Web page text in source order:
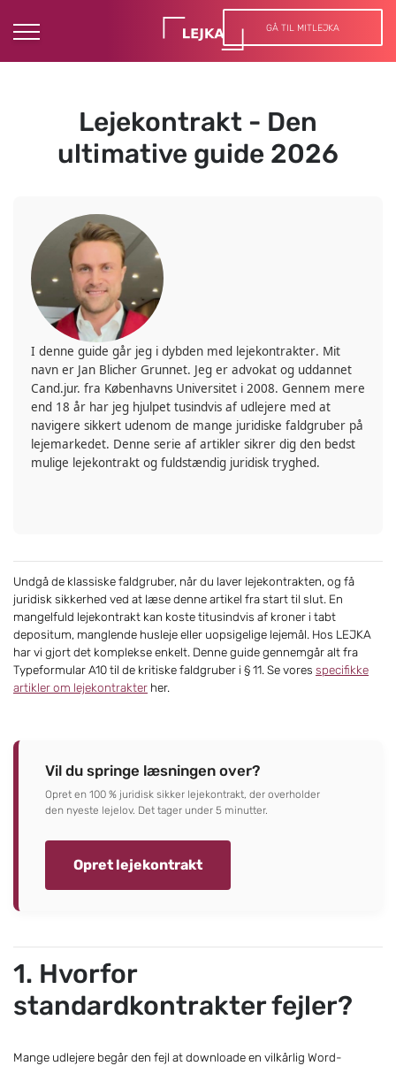
GÅ TIL MITLEJKA
Lejekontrakt - Den
ultimative guide 2026
I denne guide går jeg i dybden med lejekontrakter. Mit
navn er Jan Blicher Grunnet. Jeg er advokat og uddannet
Cand.jur. fra Københavns Universitet i 2008. Gennem mere
end 18 år har jeg hjulpet tusindvis af udlejere med at
navigere sikkert udenom de mange juridiske faldgruber på
lejemarkedet. Denne serie af artikler sikrer dig den bedst
mulige lejekontrakt og fuldstændig juridisk tryghed.
Undgå de klassiske faldgruber, når du laver lejekontrakten, og få
juridisk sikkerhed ved at læse denne artikel fra start til slut. En
mangelfuld lejekontrakt kan koste titusindvis af kroner i tabt
depositum, manglende husleje eller uopsigelige lejemål. Hos LEJKA
har vi gjort det komplekse enkelt. Denne guide gennemgår alt fra
Typeformular A10 til de kritiske faldgruber i § 11. Se vores specifikke
artikler om lejekontrakter her.
Vil du springe læsningen over?
Opret en 100 % juridisk sikker lejekontrakt, der overholder
den nyeste lejelov. Det tager under 5 minutter.
Opret lejekontrakt
1. Hvorfor
standardkontrakter fejler?
Mange udlejere begår den fejl at downloade en vilkårlig Word-